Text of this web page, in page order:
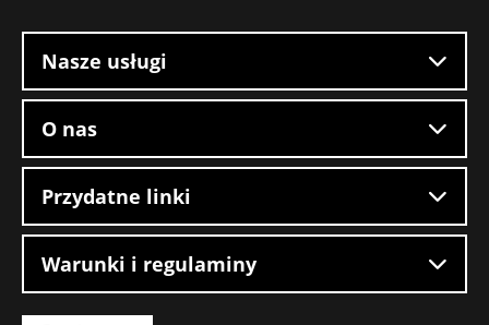
witryny
Nasze usługi
O nas
Przydatne linki
Warunki i regulaminy